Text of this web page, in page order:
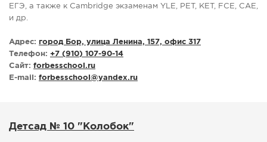
ЕГЭ, а также к Cambridge экзаменам YLE, PET, KET, FCE, CAE,
и др.
Адрес: город Бор, улица Ленина, 157, офис 317
Телефон: +7 (910) 107-90-14
Сайт: forbesschool.ru
E-mail: forbesschool @yandex.ru
Детсад № 10 "Колобок"